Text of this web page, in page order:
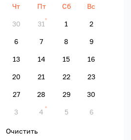
Чт Пт Сб Вс
30 31 1 2
6 7 8 9
13 14 15 16
20 21 22 23
27 28 29 30
3 4 5 6
Очистить